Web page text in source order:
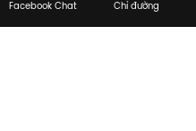
Facebook Chat Chỉ đường